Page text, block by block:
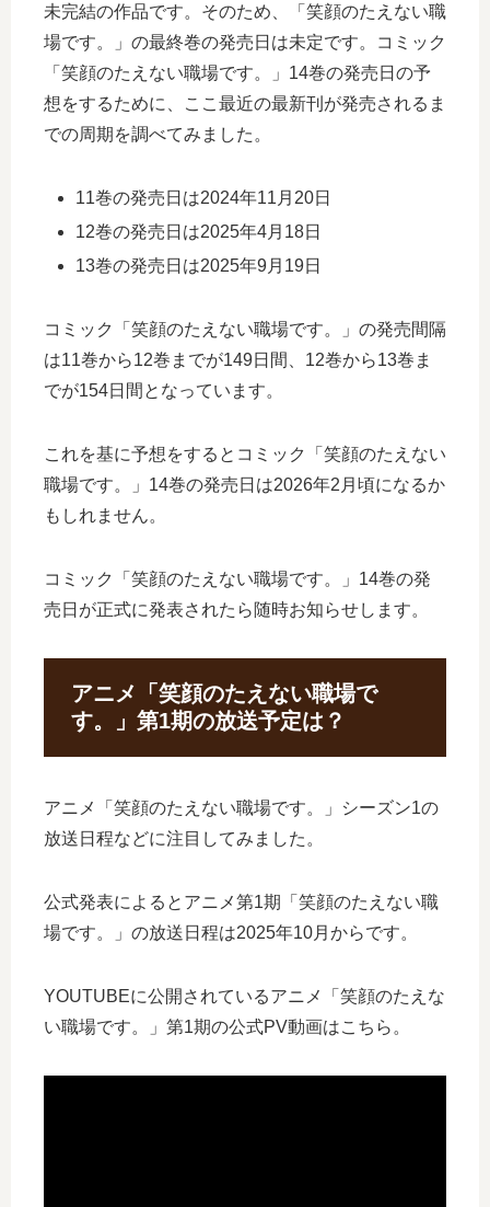
未完結の作品です。そのため、「笑顔のたえない職
場です。」の最終巻の発売日は未定です。コミック
「笑顔のたえない職場です。」14巻の発売日の予
想をするために、ここ最近の最新刊が発売されるま
での周期を調べてみました。
11巻の発売日は2024年11月20日
12巻の発売日は2025年4月18日
13巻の発売日は2025年9月19日
コミック「笑顔のたえない職場です。」の発売間隔
は11巻から12巻までが149日間、12巻から13巻ま
でが154日間となっています。
これを基に予想をするとコミック「笑顔のたえない
職場です。」14巻の発売日は2026年2月頃になるか
もしれません。
コミック「笑顔のたえない職場です。」14巻の発
売日が正式に発表されたら随時お知らせします。
アニメ「笑顔のたえない職場で
す。」第1期の放送予定は？
アニメ「笑顔のたえない職場です。」シーズン1の
放送日程などに注目してみました。
公式発表によるとアニメ第1期「笑顔のたえない職
場です。」の放送日程は2025年10月からです。
YOUTUBEに公開されているアニメ「笑顔のたえな
い職場です。」第1期の公式PV動画はこちら。